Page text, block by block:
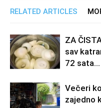
RELATED ARTICLES
ZA
sav
72 sata…
Večeri
zajedno